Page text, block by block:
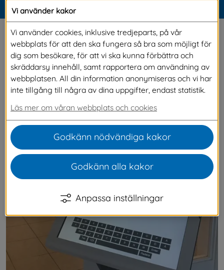
Meny
Doris välkomnar dig till
kommunhuset
Nu är vår nya digitala medarbetare här! Alla
som besöker kommunhuset registrerar sig hos
postmeddelande till den tjänsteperson du ska
besöka.
Vi använder kakor
Vi använder cookies, inklusive tredjeparts, på vår
webbplats för att den ska fungera så bra som möjligt för
dig som besökare, för att vi ska kunna förbättra och
skräddarsy innehåll, samt rapportera om användning av
webbplatsen. All din information anonymiseras och vi har
inte tillgång till några av dina uppgifter, endast statistik.
Läs mer om våran webbplats och cookies
Godkänn nödvändiga kakor
Godkänn alla kakor
Anpassa inställningar